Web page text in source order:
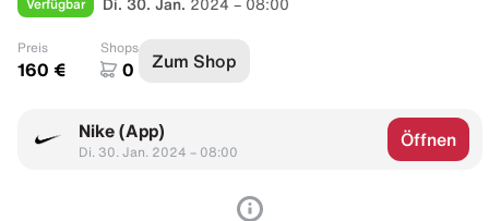
Verfügbar Di. 30. Jan. 2024 – 08:00
Preis
160 €
Shops
0 Zum Shop
Nike (App)
Di. 30. Jan. 2024 – 08:00
Öffnen